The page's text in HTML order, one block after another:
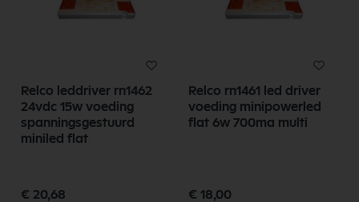
Relco leddriver rn1462
24vdc 15w voeding
spanningsgestuurd
miniled flat
€ 20,68
Relco rn1461 led driver
voeding minipowerled
flat 6w 700ma multi
€ 18,00